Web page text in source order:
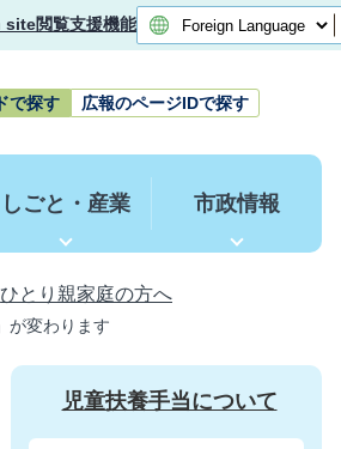
site閲覧支援機能
で探す 広報のページIDで探す
しごと・産業 市政情報
ひとり親家庭の方へ
が変わります
児童扶養手当について